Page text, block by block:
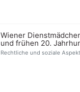
Wiener
und frühen 20.
Rechtliche und soziale